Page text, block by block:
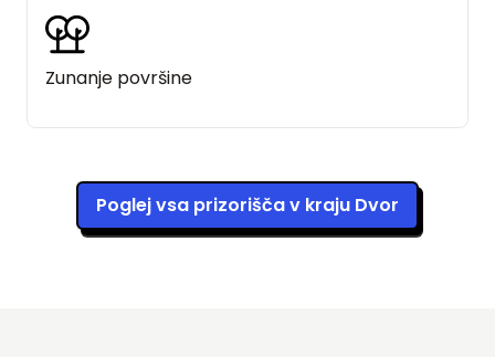
Zunanje površine
Poglej vsa prizorišča v kraju Dvor